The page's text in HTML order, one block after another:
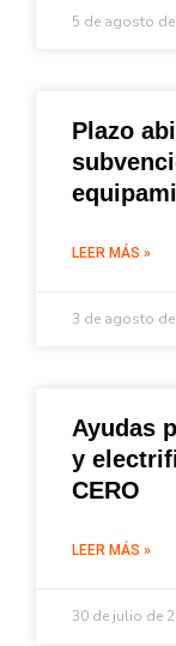
5 de agosto
Plazo
LEER MÁS »
3 de agosto
Ayudas
y
CERO
LEER MÁS »
30 de julio de